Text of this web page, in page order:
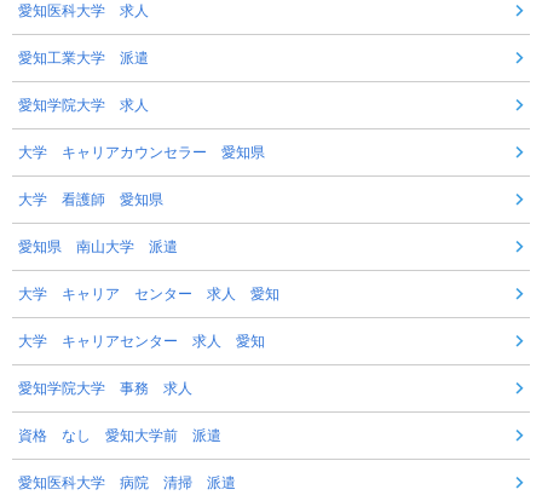
愛知医科大学 求人
愛知工業大学 派遣
愛知学院大学 求人
大学 キャリアカウンセラー 愛知県
大学 看護師 愛知県
愛知県 南山大学 派遣
大学 キャリア センター 求人 愛知
大学 キャリアセンター 求人 愛知
愛知学院大学 事務 求人
資格 なし 愛知大学前 派遣
愛知医科大学 病院 清掃 派遣